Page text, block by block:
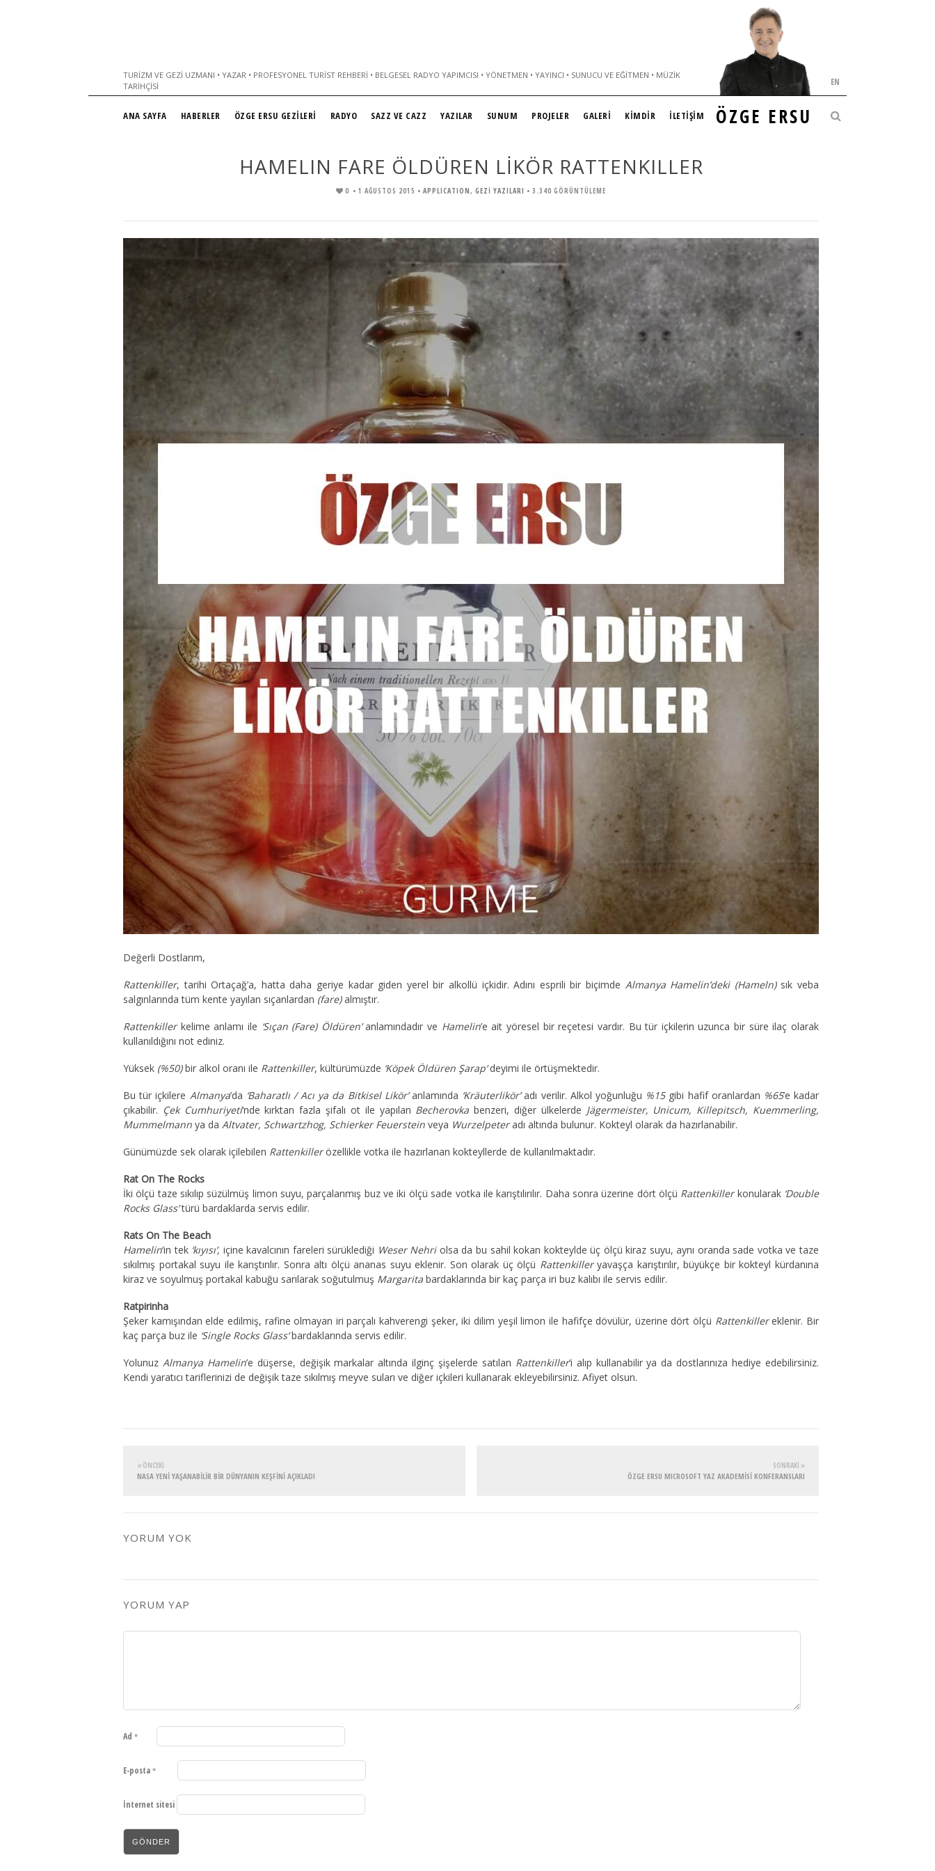
TURIZM VE GEZI UZMANI • YAZAR • PROFESYONEL TURIST REHBERI • BELGESEL RADYO YAPIMCISI • YÖNETMEN • YAYINCI • SUNUCU VE EĞITMEN • MÜZIK
TARIHÇISI
ÖZGE ERSU
EN
ANA SAYFA HABERLER ÖZGE ERSU GEZİLERİ RADYO SAZZ VE CAZZ YAZILAR SUNUM PROJELER GALERİ KİMDİR İLETİŞİM
HAMELIN FARE ÖLDÜREN LİKÖR RATTENKILLER
0 • 1 AĞUSTOS 2015 • APPLICATION, GEZİ YAZILARI • 3.340 GÖRÜNTÜLEME
Değerli Dostlarım,
Rattenkiller, tarihi Ortaçağ’a, hatta daha geriye kadar giden yerel bir alkollü içkidir. Adını esprili bir biçimde Almanya Hamelin’deki (Hameln)sık veba
salgınlarında tüm kente yayılan sıçanlardan (fare)almıştır.
Rattenkillerkelime anlamı ile ‘Sıçan (Fare) Öldüren’anlamındadır ve Hamelin’e ait yöresel bir reçetesi vardır. Bu tür içkilerin uzunca bir süre ilaç olarak
kullanıldığını not ediniz.
Yüksek (%50)bir alkol oranı ile Rattenkiller, kültürümüzde ‘Köpek Öldüren Şarap’deyimi ile örtüşmektedir.
Bu tür içkilere Almanya’da ‘Baharatlı / Acı ya da Bitkisel Likör’anlamında ‘Kräuterlikör’adı verilir. Alkol yoğunluğu %15gibi hafif oranlardan %65’e kadar
çıkabilir. Çek Cumhuriyeti‘nde kırktan fazla şifalı ot ile yapılan Becherovka benzeri, diğer ülkelerde Jägermeister, Unicum, Killepitsch, Kuemmerling,
Mummelmann ya da Altvater, Schwartzhog, Schierker Feuerstein veya Wurzelpeteradı altında bulunur. Kokteyl olarak da hazırlanabilir.
Günümüzde sek olarak içilebilen Rattenkillerözellikle votka ile hazırlanan kokteyllerde de kullanılmaktadır.
Rat On The Rocks
İki ölçü taze sıkılıp süzülmüş limon suyu, parçalanmış buz ve iki ölçü sade votka ile karıştılırılır. Daha sonra üzerine dört ölçü Rattenkillerkonularak‘Double
Rocks Glass’türü bardaklarda servis edilir.
Rats On The Beach
Hamelin‘in tek ‘kıyısı’, içine kavalcının fareleri sürüklediği Weser Nehriolsa da bu sahil kokan kokteylde üç ölçü kiraz suyu, aynı oranda sade votka ve taze
sıkılmış portakal suyu ile karıştırılır. Sonra altı ölçü ananas suyu eklenir. Son olarak üç ölçü Rattenkilleryavaşça karıştırılır, büyükçe bir kokteyl kürdanına
kiraz ve soyulmuş portakal kabuğu sarılarak soğutulmuş Margarita bardaklarında bir kaç parça iri buz kalıbı ile servis edilir.
Ratpirinha
Şeker kamışından elde edilmiş, rafine olmayan iri parçalı kahverengi şeker, iki dilim yeşil limon ile hafifçe dövülür, üzerine dört ölçü Rattenkillereklenir. Bir
kaç parça buz ile ‘Single Rocks Glass’bardaklarında servis edilir.
Yolunuz Almanya Hamelin’e düşerse, değişik markalar altında ilginç şişelerde satılan Rattenkiller‘i alıp kullanabilir ya da dostlarınıza hediye edebilirsiniz.
Kendi yaratıcı tariflerinizi de değişik taze sıkılmış meyve suları ve diğer içkileri kullanarak ekleyebilirsiniz. Afiyet olsun.
« ÖNCEKI
NASA YENİ YAŞANABİLİR BİR DÜNYANIN KEŞFİNİ AÇIKLADI
SONRAKI »
ÖZGE ERSU MICROSOFT YAZ AKADEMİSİ KONFERANSLARI
YORUM YOK
YORUM YAP
Ad *
E-posta *
İnternet sitesi